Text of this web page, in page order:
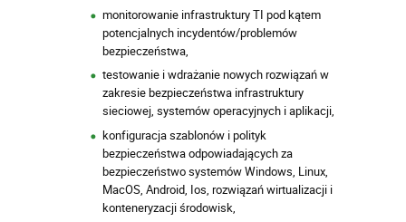
monitorowanie infrastruktury TI pod kątem
potencjalnych incydentów/problemów
bezpieczeństwa,
testowanie i wdrażanie nowych rozwiązań w
zakresie bezpieczeństwa infrastruktury
sieciowej, systemów operacyjnych i aplikacji,
konfiguracja szablonów i polityk
bezpieczeństwa odpowiadających za
bezpieczeństwo systemów Windows, Linux,
MacOS, Android, Ios, rozwiązań wirtualizacji i
konteneryzacji środowisk,